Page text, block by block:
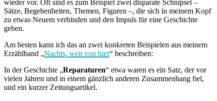
wieder vor. Oft sind es zum Beispiel zwei disparate Schnipsel –
Sätze, Begebenheiten, Themen, Figuren –, die sich in meinem Kopf
zu etwas Neuem verbinden und den Impuls für eine Geschichte
geben.
Am besten kann ich das an zwei konkreten Beispielen aus meinem
Erzählband „Nachts, weit von hier“ beschreiben:
In der Geschichte „Reparaturen“ etwa waren es ein Satz, der vor
vielen Jahren und in einem gänzlich anderen Zusammenhang fiel,
und ein kurzer Zeitungsartikel.